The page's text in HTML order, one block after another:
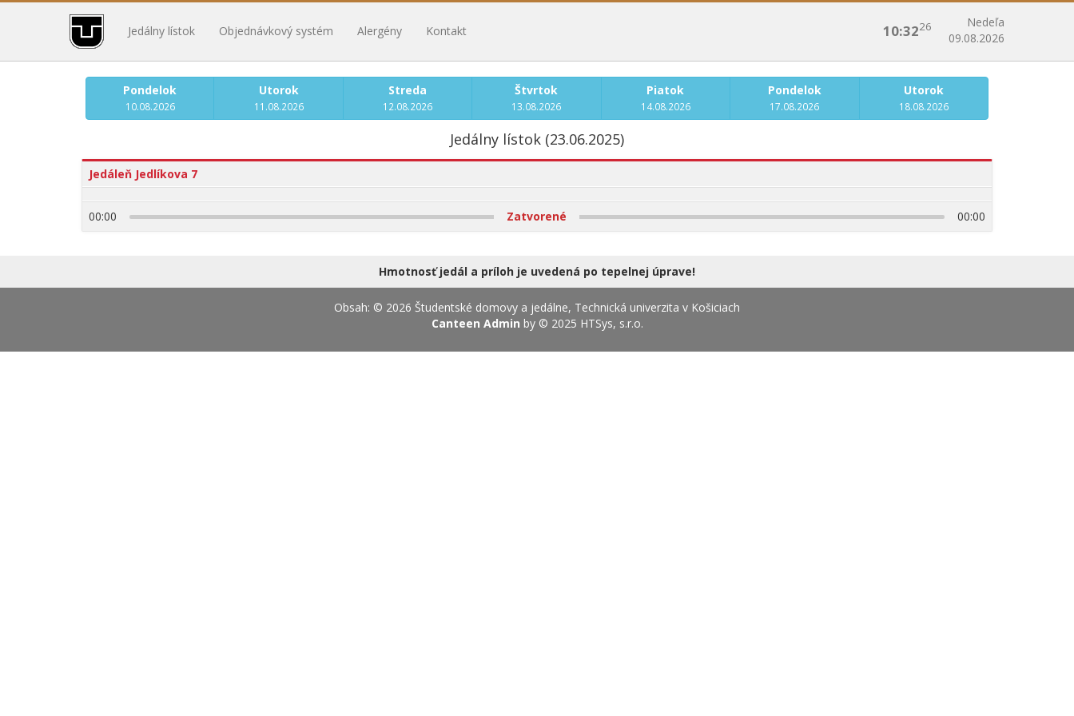
Jedálny lístok Objednávkový systém Alergény Kontakt
Nedeľa
09.08.2026
10:3226
Pondelok
10.08.2026
Utorok
11.08.2026
Streda
12.08.2026
Štvrtok
13.08.2026
Piatok
14.08.2026
Pondelok
17.08.2026
Utorok
18.08.2026
Jedálny lístok (23.06.2025)
Jedáleň Jedlíkova 7
00:00 Zatvorené 00:00
Hmotnosť jedál a príloh je uvedená po tepelnej úprave!
Obsah: © 2026 Študentské domovy a jedálne, Technická univerzita v Košiciach
Canteen Admin by © 2025 HTSys, s.r.o.